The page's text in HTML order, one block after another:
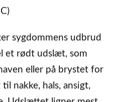
sygdommens udbrud
et rødt udslæt, som
eller på brystet for
nakke, hals, ansigt,